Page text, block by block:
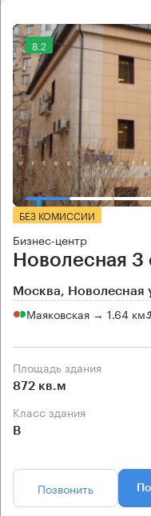
8.2
БЕЗ КОМИССИИ
Бизнес-центр
Новолесная 3
Москва, Новолесная
Маяковская → 1.64 км
Площадь здания
872 кв.м
Класс здания
B
Позвонить